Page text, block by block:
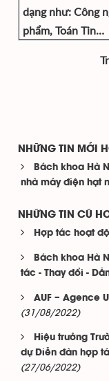
dạng như: Công
phẩm, Toán Tin…
NHỮNG TIN MỚI
Bách khoa Hà
nhà máy điện hạt
NHỮNG TIN CŨ
Hợp tác hoạt
Bách khoa Hà
tác - Thay đổi -
AUF – Agence
(31/08/2022)
Hiệu trưởng
dự Diễn đàn hợp
(27/06/2022)